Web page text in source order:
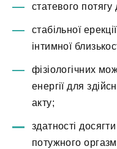
статевого потягу
стабільної
інтимної
фізіологічних
енергії для
акту;
здатності
потужного